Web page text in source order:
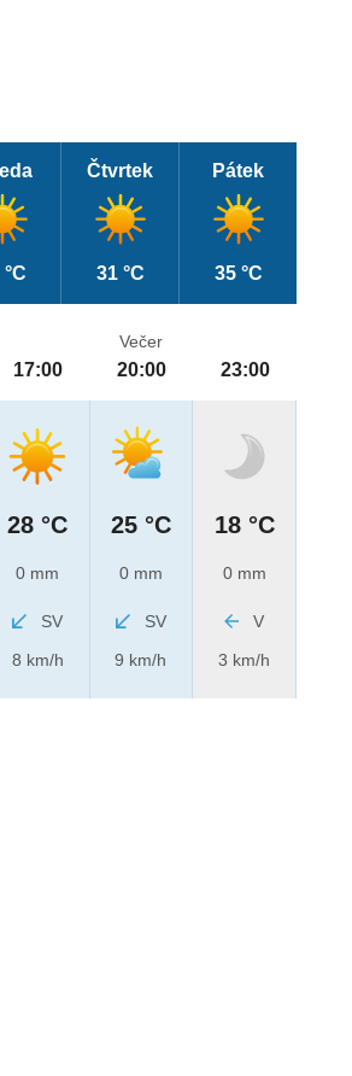
Čtvrtek
31 °C
Pátek
35 °C
17:00
28 °C
0 mm
SV
8 km/h
Večer
20:00
25 °C
0 mm
SV
9 km/h
23:00
18 °C
0 mm
V
3 km/h